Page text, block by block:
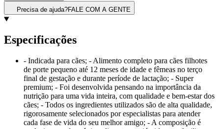
Precisa de ajuda?FALE COM A GENTE
Especificações
- Indicada para cães; - Alimento completo para cães filhotes
de porte pequeno até 12 meses de idade e fêmeas no terço
final de gestação e durante període de lactação; - Super
premium; - Foi desenvolvida pensando na importância da
nutrição para uma vida inteira, com qualidade e bem-estar dos
cães; - Todos os ingredientes utilizados são de alta qualidade,
rigorosamente selecionados por especialistas para atender
cada fase de vida do seu melhor amigo; - A composição é